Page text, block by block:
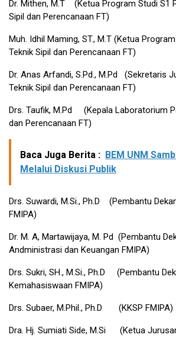
Dr. Mithen, M.T (Ketua Program Studi S1
Sipil dan Perencanaan FT)
Muh. Idhil Maming, ST., M.T (Ketua
Teknik Sipil dan Perencanaan FT)
Dr. Anas Arfandi, S.Pd., M.Pd (Sekretaris
Teknik Sipil dan Perencanaan FT)
Drs. Taufik, M.Pd (Kepala Laboratorium
dan Perencanaan FT)
Baca Juga Berita : BEM UNM
Melalui Diskusi Publik
Drs. Suwardi, M.Si., Ph.D (Pembantu
FMIPA)
Dr. M. A, Martawijaya, M. Pd (Pembantu
Andministrasi dan Keuangan FMIPA)
Drs. Sukri, SH., M.Si., Ph.D (Pembantu
Kemahasiswaan FMIPA)
Drs. Subaer, M.Phil., Ph.D (KKSP FMIPA)
Dra. Hj. Sumiati Side, M.Si (Ketua